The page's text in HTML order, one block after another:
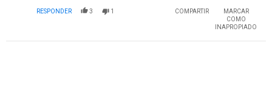
RESPONDER 3 1 COMPARTIR
MARCAR
COMO
INAPROPIADO